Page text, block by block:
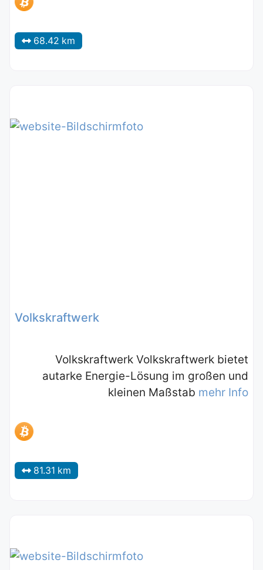
68.42 km
Volkskraftwerk
Volkskraftwerk Volkskraftwerk bietet
autarke Energie-Lösung im großen und
kleinen Maßstab mehr Info
81.31 km